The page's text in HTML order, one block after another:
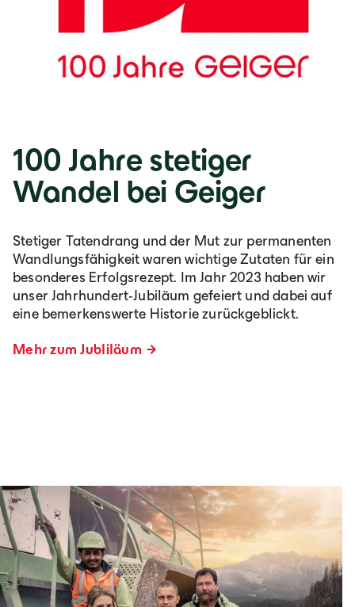
100 Jahre stetiger
Wandel bei Geiger
Stetiger Tatendrang und der Mut zur permanenten
Wandlungsfähigkeit waren wichtige Zutaten für ein
besonderes Erfolgsrezept. Im Jahr 2023 haben wir
unser Jahrhundert-Jubiläum gefeiert und dabei auf
eine bemerkenswerte Historie zurückgeblickt.
Mehr zum Jubliläum